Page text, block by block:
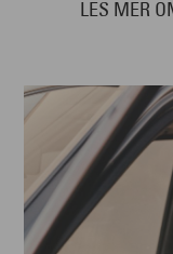
LES MER